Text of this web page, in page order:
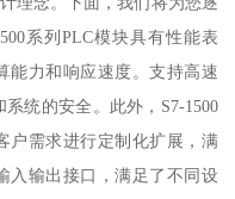
系列PLC模块具有性能表
能力和响应速度。支持高速
统的安全。此外，S7-1500
户需求进行定制化扩展，满
入输出接口，满足了不同设